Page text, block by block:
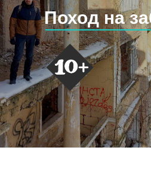
Поход на